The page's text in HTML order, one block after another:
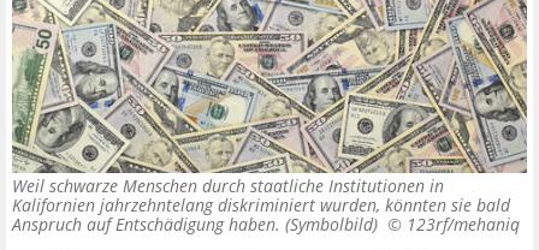
Weil schwarze Menschen durch staatliche Institutionen in
Kalifornien jahrzehntelang diskriminiert wurden, könnten sie bald
Anspruch auf Entschädigung haben. (Symbolbild) © 123rf/mehaniq